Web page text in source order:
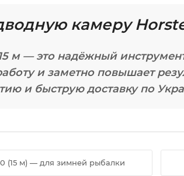
камеру
м — это надёжный
и заметно повышает
и быструю доставку по
(15 м) — для зимней рыбалки